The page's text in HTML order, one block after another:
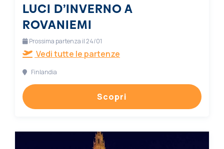
LUCI D’INVERNO A
ROVANIEMI
Prossima partenza il 24/01
Vedi tutte le partenze
Finlandia
Scopri